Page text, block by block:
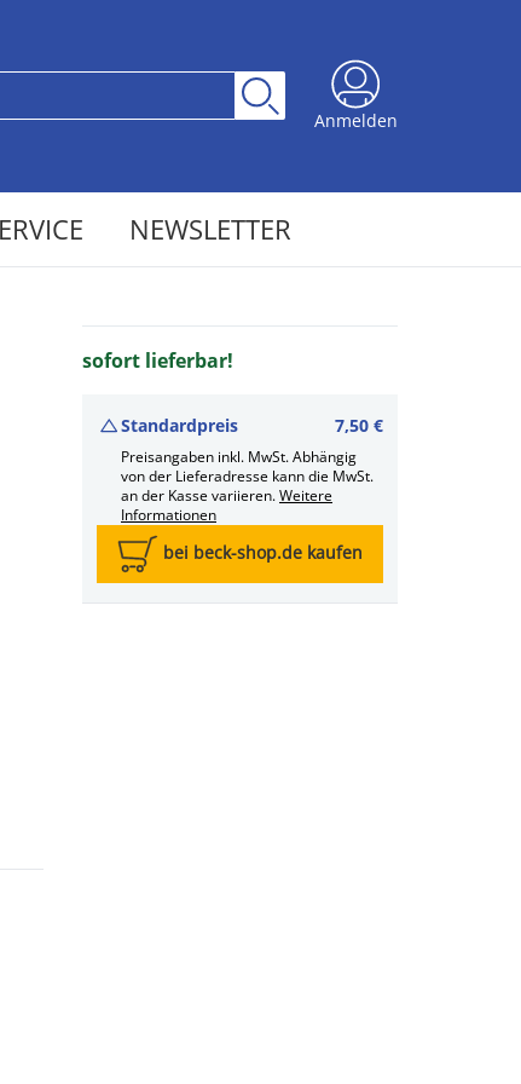
Anmelden
NEWSLETTER
sofort lieferbar!
Standardpreis 7,50 €
Preisangaben inkl. MwSt. Abhängig
von der Lieferadresse kann die MwSt.
an der Kasse variieren.Weitere
Informationen
bei beck-shop.de kaufen